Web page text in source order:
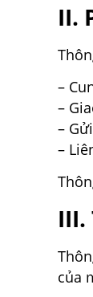
II.
–
–
–
–
của